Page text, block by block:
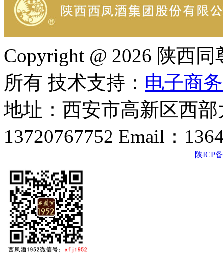
Copyright @ 2026 陕西
所有 技术支持： 电子商
地址：西安市高新区西
13720767752 Email：
陕ICP